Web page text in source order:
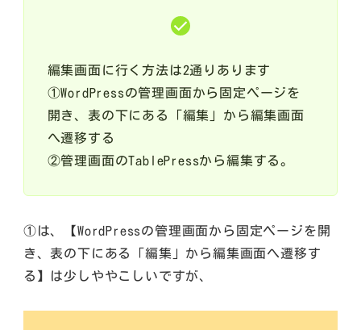
編集画面に行く方法は2通りあります
①WordPressの管理画面から固定ページを
開き、表の下にある「編集」から編集画面
へ遷移する
②管理画面のTablePressから編集する。
①は、【WordPressの管理画面から固定ページを開
き、表の下にある「編集」から編集画面へ遷移す
る】は少しややこしいですが、